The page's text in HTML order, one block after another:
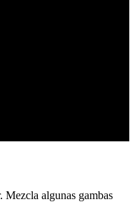
Mezcla algunas gambas